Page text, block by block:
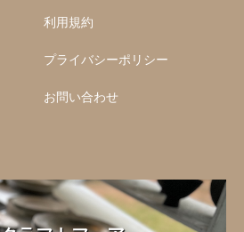
利用規約
プライバシーポリシー
お問い合わせ